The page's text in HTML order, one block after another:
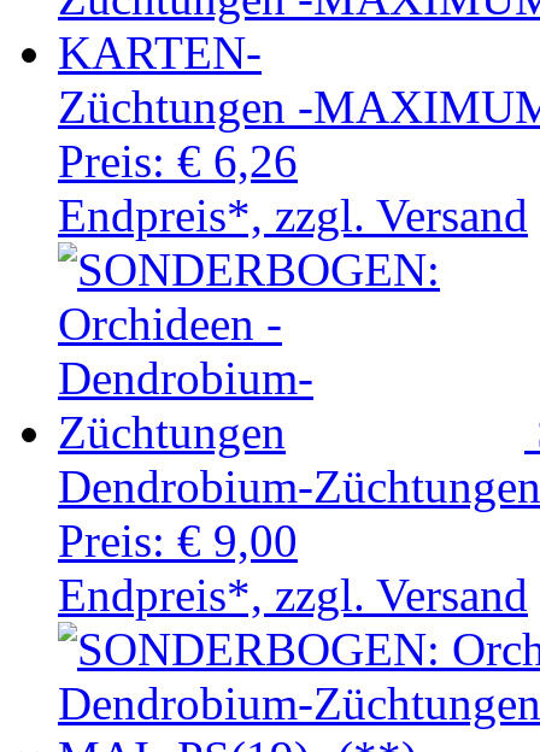
Züchtungen -
Preis: € 6,26
Endpreis*, zzgl. Versand
Dendrobium-Züchtungen
Preis: € 9,00
Endpreis*, zzgl. Versand